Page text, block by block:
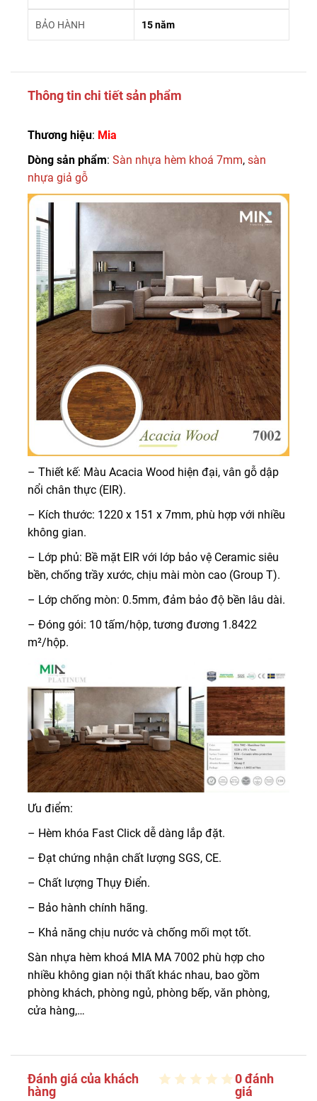
BẢO HÀNH 15 năm
Thông tin chi tiết sản phẩm
Thương hiệu: Mia
Dòng sản phẩm: Sàn nhựa hèm khoá 7mm, sàn
nhựa giả gỗ
– Thiết kế: Màu Acacia Wood hiện đại, vân gỗ dập
nổi chân thực (EIR).
– Kích thước: 1220 x 151 x 7mm, phù hợp với nhiều
không gian.
– Lớp phủ: Bề mặt EIR với lớp bảo vệ Ceramic siêu
bền, chống trầy xước, chịu mài mòn cao (Group T).
– Lớp chống mòn: 0.5mm, đảm bảo độ bền lâu dài.
– Đóng gói: 10 tấm/hộp, tương đương 1.8422
m²/hộp.
Ưu điểm:
– Hèm khóa Fast Click dễ dàng lắp đặt.
– Đạt chứng nhận chất lượng SGS, CE.
– Chất lượng Thụy Điển.
– Bảo hành chính hãng.
– Khả năng chịu nước và chống mối mọt tốt.
Sàn nhựa hèm khoá MIA MA 7002 phù hợp cho
nhiều không gian nội thất khác nhau, bao gồm
phòng khách, phòng ngủ, phòng bếp, văn phòng,
cửa hàng,…
Đánh giá của khách
hàng
0 đánh
giá